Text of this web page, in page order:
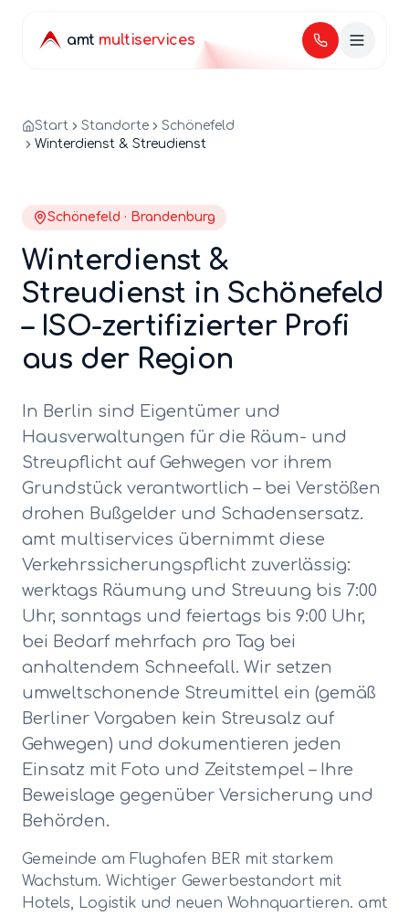
amt multiservices
Start Standorte
Schönefeld
Winterdienst & Streudienst
Schönefeld · Brandenburg
Winterdienst &
Streudienst in Schönefeld
– ISO-zertifizierter Profi
aus der Region
In Berlin sind Eigentümer und
Hausverwaltungen für die Räum- und
Streupflicht auf Gehwegen vor ihrem
Grundstück verantwortlich – bei Verstößen
drohen Bußgelder und Schadensersatz.
amt multiservices übernimmt diese
Verkehrssicherungspflicht zuverlässig:
werktags Räumung und Streuung bis 7:00
Uhr, sonntags und feiertags bis 9:00 Uhr,
bei Bedarf mehrfach pro Tag bei
anhaltendem Schneefall. Wir setzen
umweltschonende Streumittel ein (gemäß
Berliner Vorgaben kein Streusalz auf
Gehwegen) und dokumentieren jeden
Einsatz mit Foto und Zeitstempel – Ihre
Beweislage gegenüber Versicherung und
Behörden.
Gemeinde am Flughafen BER mit starkem
Wachstum. Wichtiger Gewerbestandort mit
Hotels, Logistik und neuen Wohnquartieren. amt